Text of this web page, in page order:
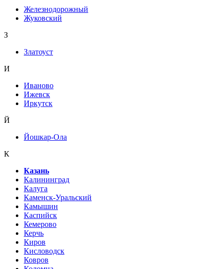
Железнодорожный
Жуковский
З
Златоуст
И
Иваново
Ижевск
Иркутск
Й
Йошкар-Ола
К
Казань
Калининград
Калуга
Каменск-Уральский
Камышин
Каспийск
Кемерово
Керчь
Киров
Кисловодск
Ковров